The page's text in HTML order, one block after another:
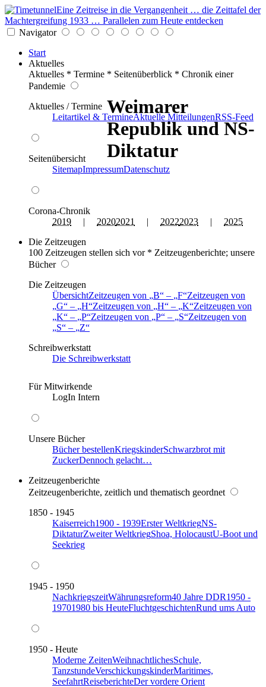
Eine Zeitreise in die Vergangenheit … die Zeittafel der
Machtergreifung 1933 … Parallelen zum Heute entdecken
Navigator
Start
Aktuelles
Aktuelles * Termine * Seitenüberblick * Chronik einer
Pandemie
Aktuelles / Termine
Leitartikel & TermineAktuelle MitteilungenRSS-Feed
Seitenübersicht
SitemapImpressumDatenschutz
Corona-Chronik
2019 | 20202021 | 20222023 | 2025
Die Zeitzeugen
100 Zeitzeugen stellen sich vor * Zeitzeugenberichte; unsere
Bücher
Die Zeitzeugen
ÜbersichtZeitzeugen von B – F Zeitzeugen von
G
– H Zeitzeugen von H – K Zeitzeugen von
K
– P Zeitzeugen von P – S Zeitzeugen von
S
–
Z
Schreibwerkstatt
Die Schreibwerkstatt
Für Mitwirkende
LogIn Intern
Unsere Bücher
Bücher bestellenKriegskinderSchwarzbrot mit
ZuckerDennoch gelacht…
Zeitzeugenberichte
Zeitzeugenberichte, zeitlich und thematisch geordnet
1850 - 1945
Kaiserreich1900 - 1939Erster WeltkriegNS-
DiktaturZweiter WeltkriegShoa, HolocaustU-Boot und
Seekrieg
1945 - 1950
NachkriegszeitWährungsreform40 Jahre DDR1950 -
19701980 bis HeuteFluchtgeschichtenRund ums Auto
1950 - Heute
Moderne ZeitenWeihnachtlichesSchule,
TanzstundeVerschickungskinderMaritimes,
SeefahrtReiseberichteDer vordere Orient
Weimarer
Republik und NS-
Diktatur